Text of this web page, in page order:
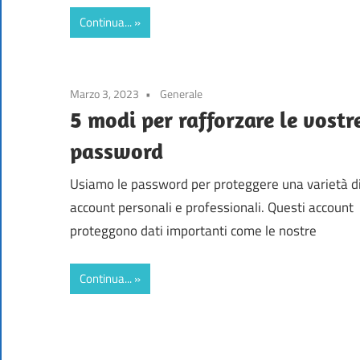
Continua...
Marzo 3, 2023 Generale
5 modi per rafforzare le
password
Usiamo le password per proteggere una varietà di
account personali e professionali. Questi account
proteggono dati importanti come le nostre
Continua...